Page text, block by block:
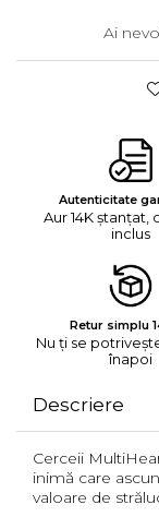
Ai
Autenticitate
Aur 14K ștanțat,
inclus
Retur simplu
Nu ți se
înapoi
Descriere
Cerceii
inimă care
valoare de